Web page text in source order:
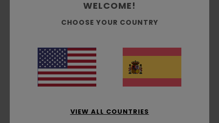
Genial
Mostrar original - Français
Talla: Talla perfecta : 5/5
Recomiendo este producto
5/5
WELCOME!
CHOOSE YOUR COUNTRY
VIEW ALL COUNTRIES